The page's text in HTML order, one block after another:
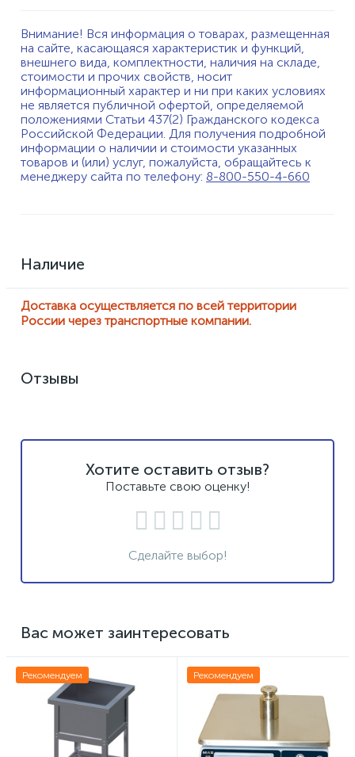
Внимание! Вся информация о товарах, размещенная
на сайте, касающаяся характеристик и функций,
внешнего вида, комплектности, наличия на складе,
стоимости и прочих свойств, носит
информационный характер и ни при каких условиях
не является публичной офертой, определяемой
положениями Статьи 437(2) Гражданского кодекса
Российской Федерации. Для получения подробной
информации о наличии и стоимости указанных
товаров и (или) услуг, пожалуйста, обращайтесь к
менеджеру сайта по телефону: 8-800-550-4-660
Наличие
Доставка осуществляется по всей территории
России через транспортные компании.
Отзывы
Хотите оставить отзыв?
Поставьте свою оценку!
Сделайте выбор!
Вас может заинтересовать
Рекомендуем Рекомендуем